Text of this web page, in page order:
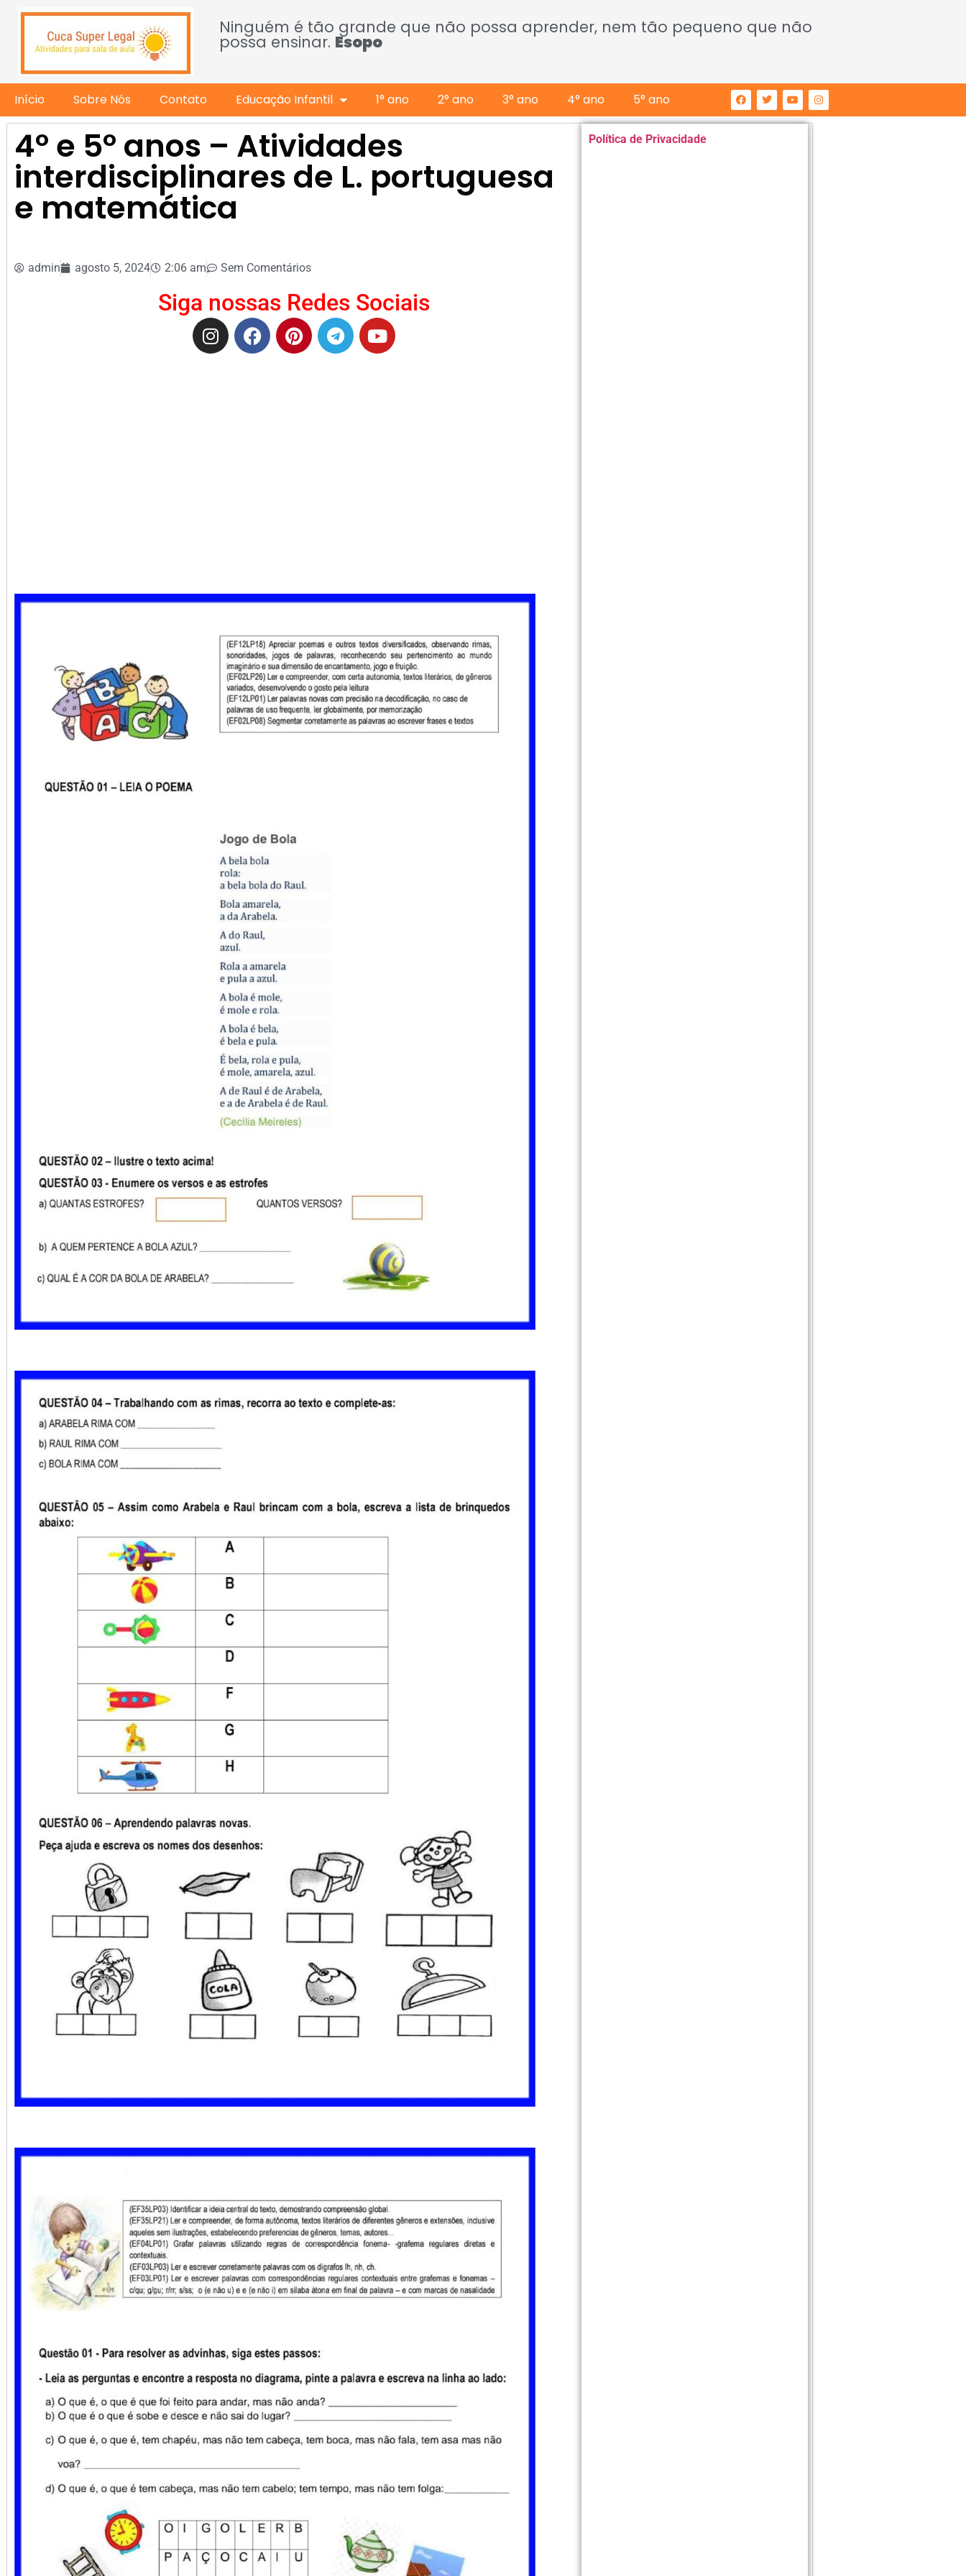
Ninguém é tão grande que não possa aprender, nem tão pequeno que não
possa ensinar. Esopo
Início Sobre Nós Contato Educação Infantil 1° ano 2° ano 3° ano 4° ano 5° ano
4º e 5º anos – Atividades
interdisciplinares de L. portuguesa
e matemática
admin agosto 5, 2024 2:06 am Sem Comentários
Siga nossas Redes Sociais
Política de Privacidade